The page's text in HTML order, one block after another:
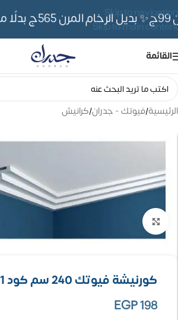
Skip to navigation
Skip to main content
✨ بديل الرخام المرن 565ج بدلًا من 690ج لفترة محدوده
القائمة
الرئيسية/فيوتك - جدران/كرانيش
تكبير الصورة
كورنيشة فيوتك 240 سم كود K41
EGP198